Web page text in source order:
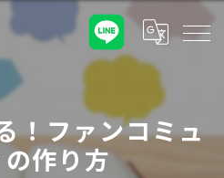
！ファンコミュ
作り方